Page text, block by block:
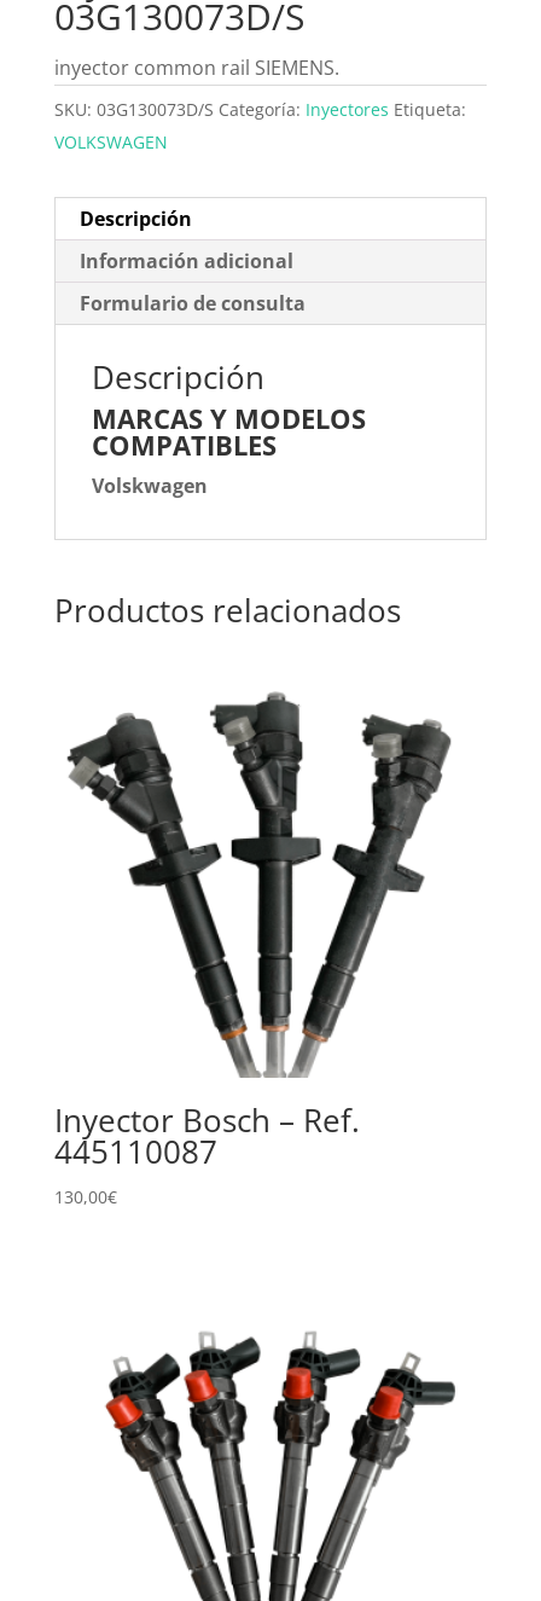
03G130073D/S
inyector common rail SIEMENS.
SKU: 03G130073D/S Categoría: Inyectores Etiqueta:
VOLKSWAGEN
Descripción
Información adicional
Formulario de consulta
Descripción
MARCAS Y MODELOS
COMPATIBLES
Volskwagen
Productos relacionados
Inyector Bosch – Ref.
445110087
130,00€